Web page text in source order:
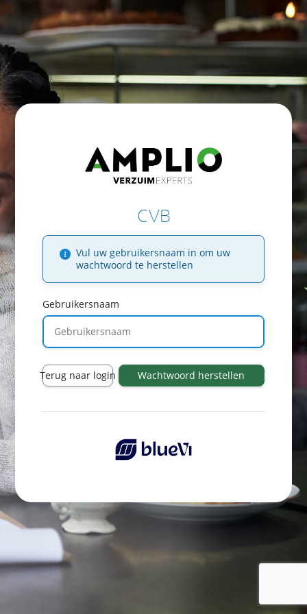
CVB
Vul uw gebruikersnaam in om uw
wachtwoord te herstellen
Gebruikersnaam
Terug naar login Wachtwoord herstellen